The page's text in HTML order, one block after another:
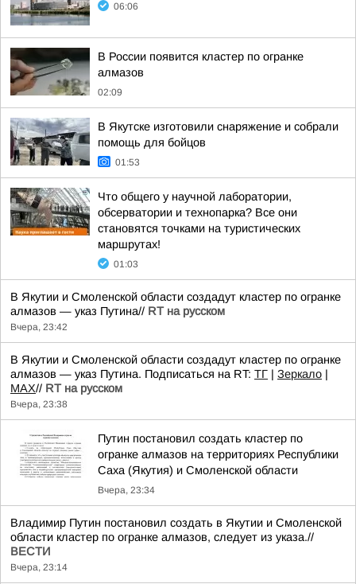
06:06
В России появится кластер по огранке
алмазов
02:09
В Якутске изготовили снаряжение и собрали
помощь для бойцов
01:53
Что общего у научной лаборатории,
обсерватории и технопарка? Все они
становятся точками на туристических
маршрутах!
01:03
В Якутии и Смоленской области создадут кластер по огранке
алмазов — указ Путина// RT на русском
Вчера, 23:42
В Якутии и Смоленской области создадут кластер по огранке
алмазов — указ Путина. Подписаться на RT: ТГ | Зеркало |
MAX// RT на русском
Вчера, 23:38
Путин постановил создать кластер по
огранке алмазов на территориях Республики
Саха (Якутия) и Смоленской области
Вчера, 23:34
Владимир Путин постановил создать в Якутии и Смоленской
области кластер по огранке алмазов, следует из указа.//
ВЕСТИ
Вчера, 23:14